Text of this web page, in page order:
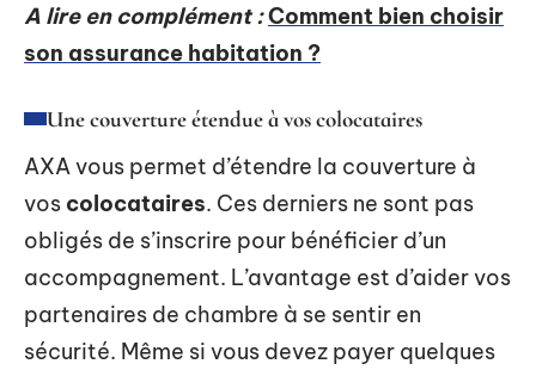
A lire en complément :Comment bien choisir
son assurance habitation ?
Une couverture étendue à vos colocataires
AXA vous permet d’étendre la couverture à
vos colocataires. Ces derniers ne sont pas
obligés de s’inscrire pour bénéficier d’un
accompagnement. L’avantage est d’aider vos
partenaires de chambre à se sentir en
sécurité. Même si vous devez payer quelques